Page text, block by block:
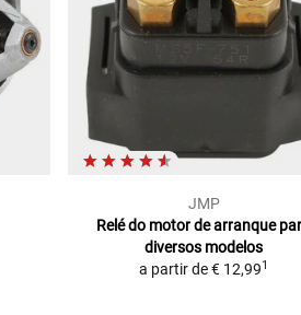
JMP
Relé do motor de arranque
diversos modelos
a partir de€ 12,991